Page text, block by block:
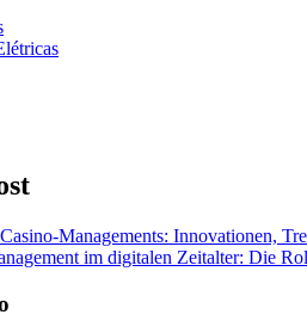
Managements: Innovationen,
im digitalen Zeitalter: Die